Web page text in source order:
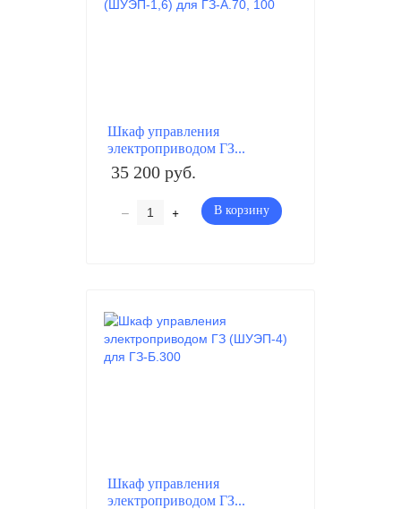
Шкаф управления
электроприводом ГЗ...
35 200 руб.
– + В корзину
Шкаф управления
электроприводом ГЗ...